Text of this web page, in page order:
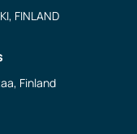
FINLAND
Finland